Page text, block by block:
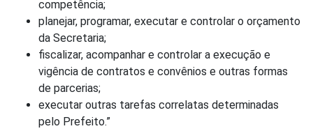
competência;
planejar, programar, executar e controlar o orçamento
da Secretaria;
fiscalizar, acompanhar e controlar a execução e
vigência de contratos e convênios e outras formas
de parcerias;
executar outras tarefas correlatas determinadas
pelo Prefeito.”